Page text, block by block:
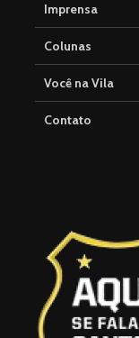
Imprensa
Colunas
Você na Vila
Contato